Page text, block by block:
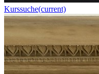
Kurssuche(current)